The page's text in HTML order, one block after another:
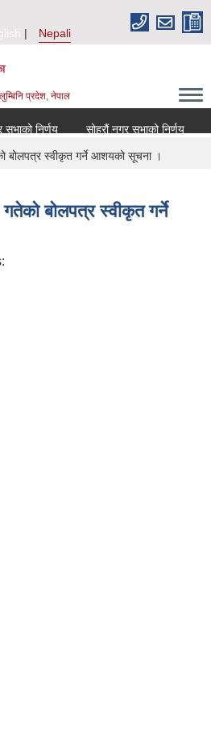
Nepali
प्रदेश, नेपाल
निर्णय
सोह्रौं नगर सभाको निर्णय
बोलपत्र स्वीकृत गर्ने आशयको सूचना ।
बोलपत्र स्वीकृत गर्ने